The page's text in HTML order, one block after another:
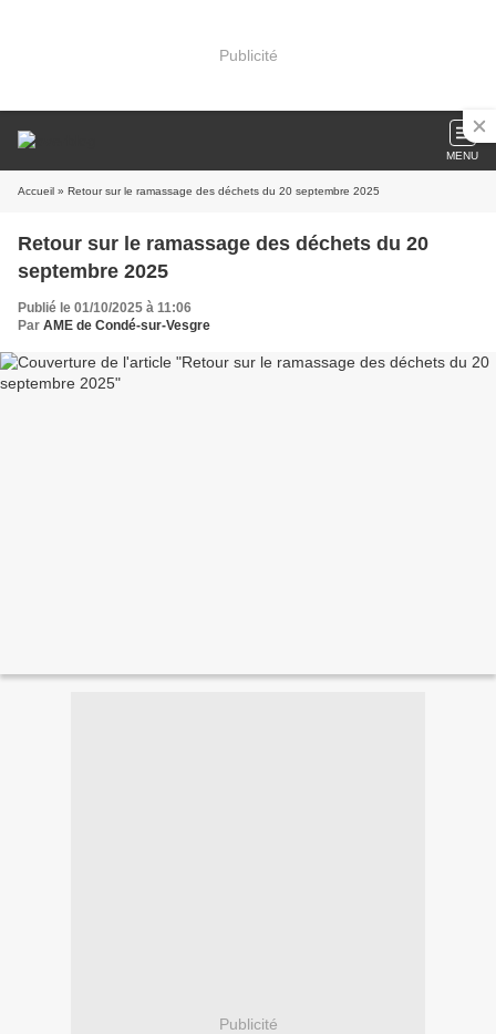
Publicité
MENU
Accueil » Retour sur le ramassage des déchets du 20 septembre 2025
Retour sur le ramassage des déchets du 20
septembre 2025
Publié le 01/10/2025 à 11:06
Par AME de Condé-sur-Vesgre
Publicité